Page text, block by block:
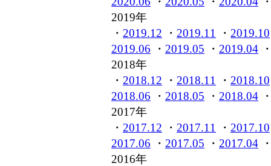
2019年
・ 2019.12 ・ 2019.11 ・ 2019.10
2019.06 ・ 2019.05 ・ 2019.04
2018年
・ 2018.12 ・ 2018.11 ・ 2018.10
2018.06 ・ 2018.05 ・ 2018.04
2017年
・ 2017.12 ・ 2017.11 ・ 2017.10
2017.06 ・ 2017.05 ・ 2017.04
2016年